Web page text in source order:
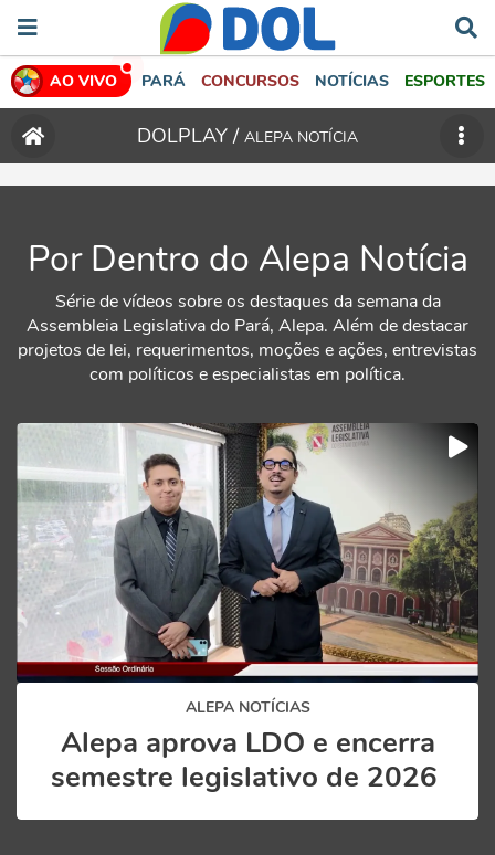
AO VIVO PARÁ CONCURSOS NOTÍCIAS ESPORTES
DOLPLAY / ALEPA NOTÍCIA
Por Dentro do Alepa Notícia
Série de vídeos sobre os destaques da semana da
Assembleia Legislativa do Pará, Alepa. Além de destacar
projetos de lei, requerimentos, moções e ações, entrevistas
com políticos e especialistas em política.
ALEPA NOTÍCIAS
Alepa aprova LDO e encerra
semestre legislativo de 2026